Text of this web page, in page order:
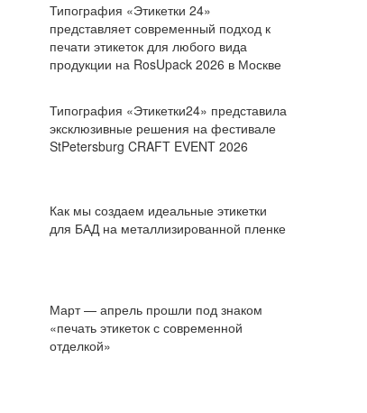
Типография «Этикетки 24»
представляет современный подход к
печати этикеток для любого вида
продукции на RosUpack 2026 в Москве
Типография «Этикетки24» представила
эксклюзивные решения на фестивале
StPetersburg CRAFT EVENT 2026
Как мы создаем идеальные этикетки
для БАД на металлизированной пленке
Март — апрель прошли под знаком
«печать этикеток с современной
отделкой»